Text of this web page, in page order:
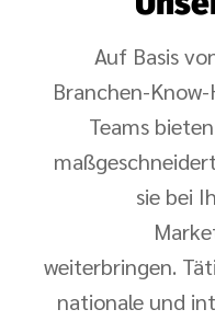
Auf Basis
Branchen-
Teams
sie bei
weiterbringen.
nationale und